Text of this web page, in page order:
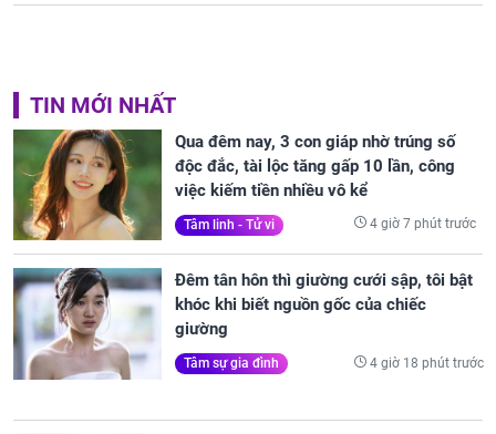
TIN MỚI NHẤT
Qua đêm nay, 3 con giáp nhờ trúng số
độc đắc, tài lộc tăng gấp 10 lần, công
việc kiếm tiền nhiều vô kể
Tâm linh - Tử vi 4 giờ 7 phút trước
Đêm tân hôn thì giường cưới sập, tôi bật
khóc khi biết nguồn gốc của chiếc
giường
Tâm sự gia đình 4 giờ 18 phút trước